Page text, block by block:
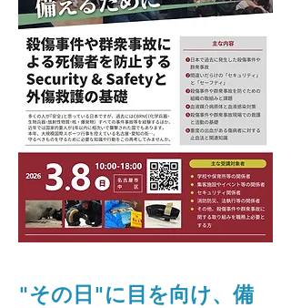
"その日"に目を向け、備